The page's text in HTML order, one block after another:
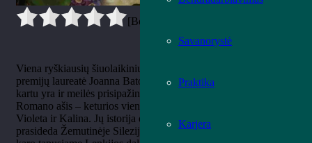
Savanorystė
Praktika
Karjera
[Bendrai:
Viena ryškiausių šiuolaikinių Lenkijos rašytojų, prestižinių
premijų laureatė Joanna Bator sukūrė šeimos epopėją, kuri
kartu yra ir meilės prisipažinimas, ir laisvės šauksmas.
Romano ašis – keturios vienos šeimos moterys: Berta, Barbara,
Violeta ir Kalina. Jų istorija driekiasi per visą XX amžių ir
prasideda Žemutinėje Silezijoje, buvusiame vokiečių mieste, po